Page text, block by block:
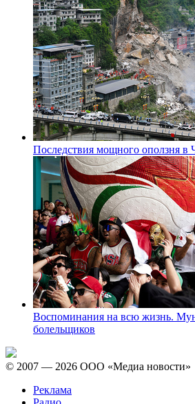
Последствия мощного оползня в
Воспоминания на всю жизнь.
болельщиков
© 2007 — 2026 ООО «Медиа новости»
Реклама